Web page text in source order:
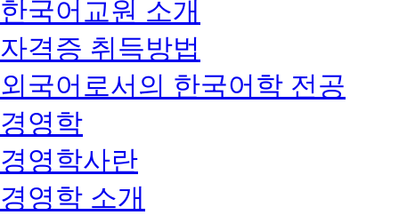
한국어교원 소개
자격증 취득방법
외국어로서의 한국어학 전공
경영학
경영학사란
경영학 소개